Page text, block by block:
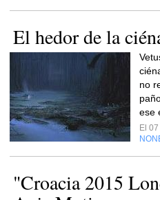
El hedor de la
no
ese
El
"Croacia 2015